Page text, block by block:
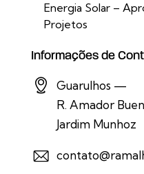
Energia Solar –
Projetos
Informações de
Guarulhos —
R. Amador
Jardim Munhoz